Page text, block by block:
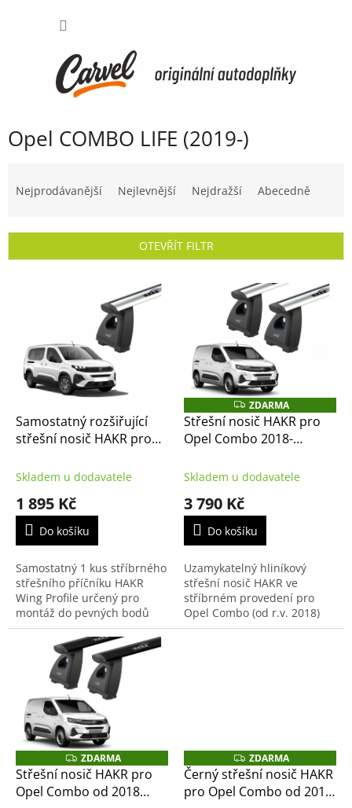
Opel COMBO LIFE (2019-)
n
í
Nejprodávanější Nejlevnější Nejdražší Abecedně
OTEVŘÍT FILTR
d
u
Samostatný rozšiřující
střešní nosič HAKR pro
stříbrný Wing Profile, 1 ks
Skladem u dodavatele
1 895 Kč
Do košíku
Samostatný 1 kus stříbrného
střešního příčníku HAKR
Wing Profile určený pro
montáž do pevných bodů
(závitů) ve střeše vozu Opel
Combo (od r.v. 2018). Tento
rozšiřující příčník...
Z
D
A
R
ZDARMA
Střešní nosič HAKR pro
Opel Combo 2018-
závit ve střeše
Skladem u dodavatele
3 790 Kč
Do košíku
Uzamykatelný hliníkový
střešní nosič HAKR ve
stříbrném provedení pro
Opel Combo (od r.v. 2018)
určený pro vozy bez
Z
D
A
R
ZDARMA
Střešní nosič HAKR pro
Opel Combo od 2018
Z
D
A
R
ZDARMA
Černý střešní nosič HAKR
pro Opel Combo od 2018